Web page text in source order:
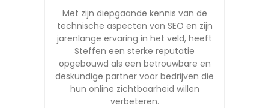
Met zijn diepgaande kennis van de
technische aspecten van SEO en zijn
jarenlange ervaring in het veld, heeft
Steffen een sterke reputatie
opgebouwd als een betrouwbare en
deskundige partner voor bedrijven die
hun online zichtbaarheid willen
verbeteren.